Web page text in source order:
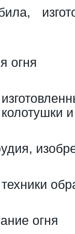
огня
огня